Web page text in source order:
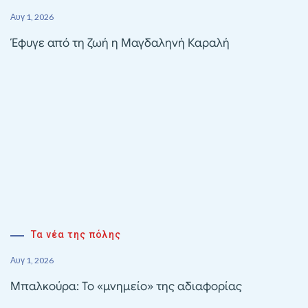
Αυγ 1, 2026
Έφυγε από τη ζωή η Μαγδαληνή Καραλή
Τα νέα της πόλης
Αυγ 1, 2026
Μπαλκούρα: Το «μνημείο» της αδιαφορίας